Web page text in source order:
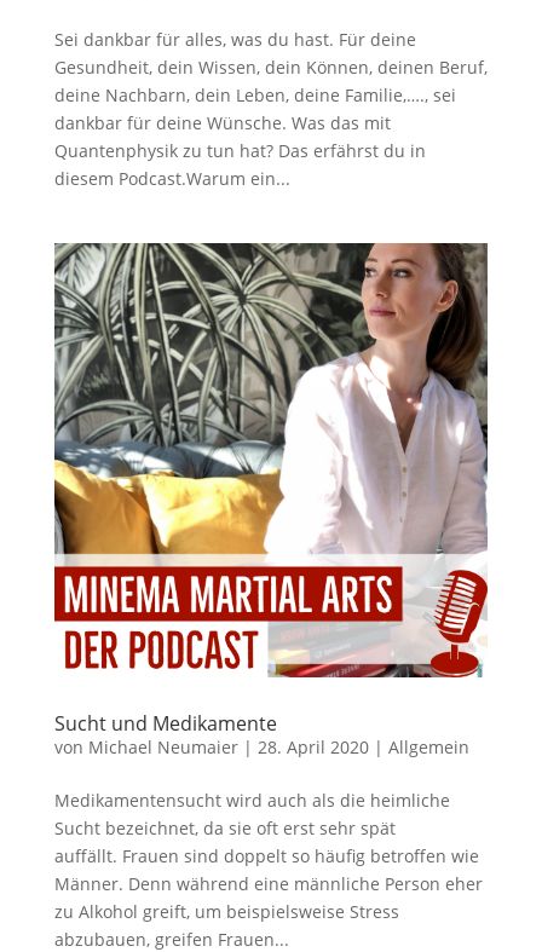
Sei dankbar für alles, was du hast. Für deine
Gesundheit, dein Wissen, dein Können, deinen Beruf,
deine Nachbarn, dein Leben, deine Familie,…., sei
dankbar für deine Wünsche. Was das mit
Quantenphysik zu tun hat? Das erfährst du in
diesem Podcast.Warum ein...
Sucht und Medikamente
von Michael Neumaier| 28. April 2020| Allgemein
Medikamentensucht wird auch als die heimliche
Sucht bezeichnet, da sie oft erst sehr spät
auffällt. Frauen sind doppelt so häufig betroffen wie
Männer. Denn während eine männliche Person eher
zu Alkohol greift, um beispielsweise Stress
abzubauen, greifen Frauen...